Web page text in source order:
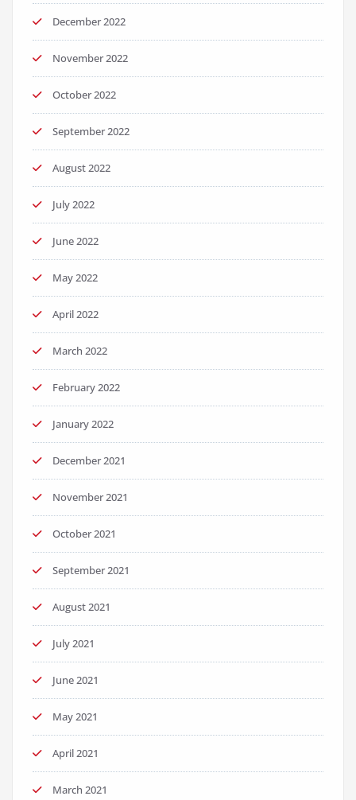
December 2022
November 2022
October 2022
September 2022
August 2022
July 2022
June 2022
May 2022
April 2022
March 2022
February 2022
January 2022
December 2021
November 2021
October 2021
September 2021
August 2021
July 2021
June 2021
May 2021
April 2021
March 2021